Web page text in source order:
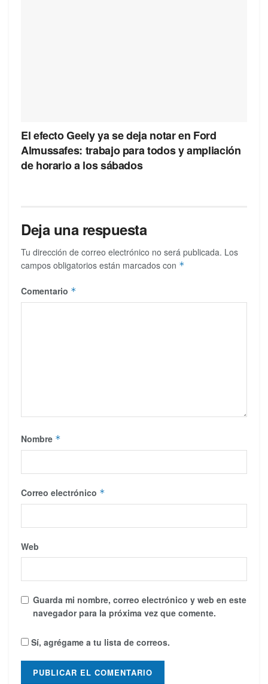
El efecto Geely ya se deja notar en Ford
Almussafes: trabajo para todos y ampliación
de horario a los sábados
Deja una respuesta
Tu dirección de correo electrónico no será publicada. Los
campos obligatorios están marcados con *
Comentario *
Nombre *
Correo electrónico *
Web
Guarda mi nombre, correo electrónico y web en este
navegador para la próxima vez que comente.
Sí, agrégame a tu lista de correos.